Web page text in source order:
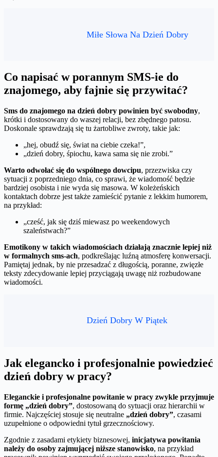
Miłe Słowa Na Dzień Dobry
Co napisać w porannym SMS-ie do
znajomego, aby fajnie się przywitać?
Sms do znajomego na dzień dobry powinien być swobodny,
krótki i dostosowany do waszej relacji, bez zbędnego patosu.
Doskonale sprawdzają się tu żartobliwe zwroty, takie jak:
„hej, obudź się, świat na ciebie czeka!”,
„dzień dobry, śpiochu, kawa sama się nie zrobi.”
Warto odwołać się do wspólnego dowcipu, przezwiska czy
sytuacji z poprzedniego dnia, co sprawi, że wiadomość będzie
bardziej osobista i nie wyda się masowa. W koleżeńskich
kontaktach dobrze jest także zamieścić pytanie z lekkim humorem,
na przykład:
„cześć, jak się dziś miewasz po weekendowych
szaleństwach?”
Emotikony w takich wiadomościach działają znacznie lepiej niż
w formalnych sms-ach, podkreślając luźną atmosferę konwersacji.
Pamiętaj jednak, by nie przesadzać z długością, poranne, zwięzłe
teksty zdecydowanie lepiej przyciągają uwagę niż rozbudowane
wiadomości.
Dzień Dobry W Piątek
Jak elegancko i profesjonalnie powiedzieć
dzień dobry w pracy?
Eleganckie i profesjonalne powitanie w pracy zwykle przyjmuje
formę „dzień dobry”, dostosowaną do sytuacji oraz hierarchii w
firmie. Najczęściej stosuje się neutralne „dzień dobry”, czasami
uzupełnione o odpowiedni tytuł grzecznościowy.
Zgodnie z zasadami etykiety biznesowej, inicjatywa powitania
należy do osoby zajmującej niższe stanowisko, na przykład